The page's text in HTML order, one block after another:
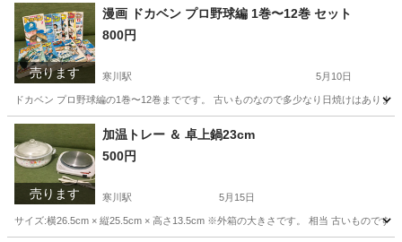
神奈川 高座郡 寒川駅 その他 需要
売ります
漫画 ドカベン プロ野球編 1巻〜12巻 セット
800円
寒川駅 5月10日
ドカベン プロ野球編の1巻〜12巻までです。 古いものなので多少なり日焼けはあり
神奈川 高座郡 寒川駅 マンガ、コミック、アニメ
売ります
加温トレー ＆ 卓上鍋23cm
500円
寒川駅 5月15日
サイズ:横26.5cm × 縦25.5cm × 高さ13.5cm ※外箱の大きさです。 相当 古いものです